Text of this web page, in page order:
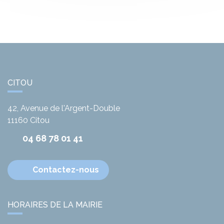
CITOU
42, Avenue de l'Argent-Double
11160 Citou
04 68 78 01 41
Contactez-nous
HORAIRES DE LA MAIRIE